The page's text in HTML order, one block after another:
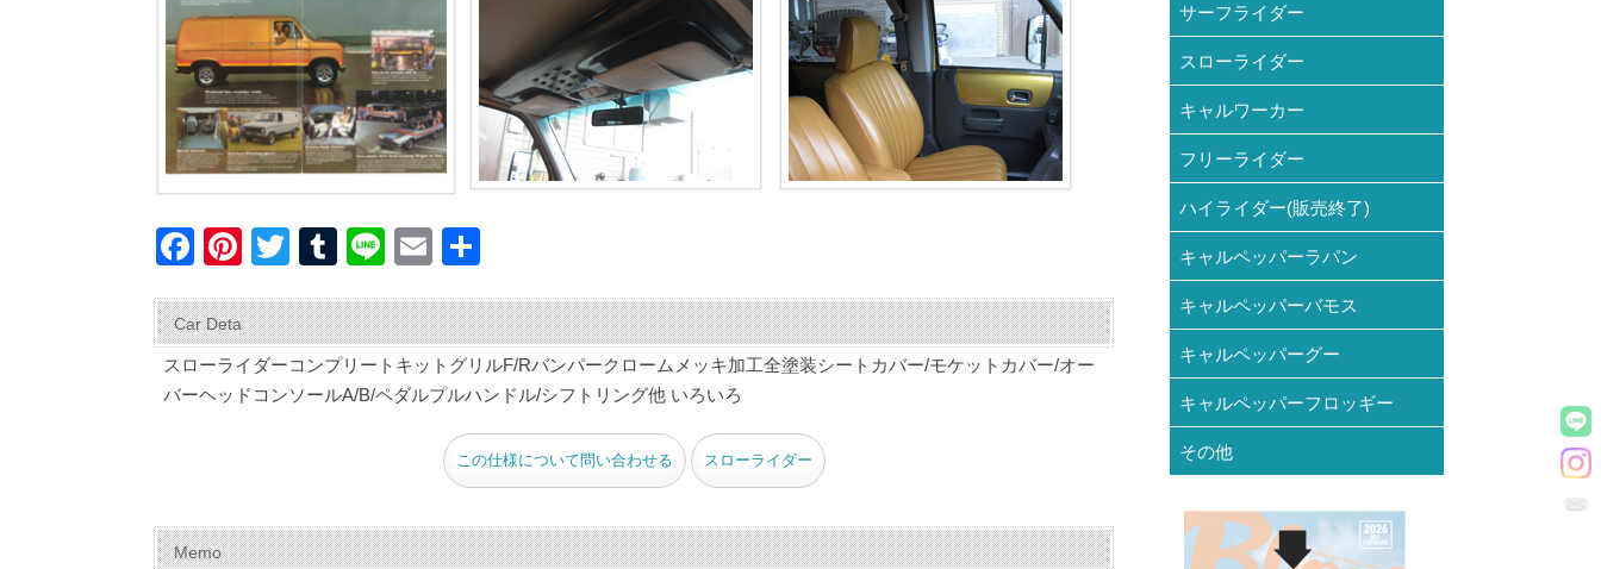
F
c
e
b
Pi
er
e
st
T
tt
er
T
m
bl
r
Li
e
E
ail
Car Deta
スローライダーコンプリートキットグリルF/Rバンパークロームメッキ加工全塗装シートカバー/モケットカバー/オー
バーヘッドコンソールA/B/ペダルプルハンドル/シフトリング他 いろいろ
この仕様について問い合わせる スローライダー
Memo
サーフライダー
スローライダー
キャルワーカー
フリーライダー
ハイライダー(販売終了)
キャルペッパーラパン
キャルペッパーバモス
キャルペッパーグー
キャルペッパーフロッギー
その他